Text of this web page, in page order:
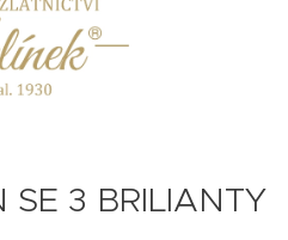
SE 3 BRILIANTY